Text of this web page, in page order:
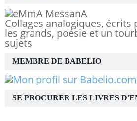
Collages analogiques, écrits
les grands, poésie et un
sujets
MEMBRE DE BABELIO
SE PROCURER LES LIVRES